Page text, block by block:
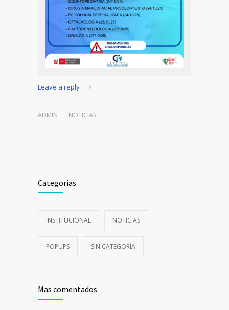
Leave a reply
ADMIN NOTICIAS
Categorias
INSTITUCIONAL NOTICIAS
POPUPS SIN CATEGORÍA
Mas comentados